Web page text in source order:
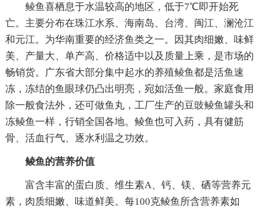
鲮鱼喜栖息于水温较高的地区，低于7℃即开始死
亡。主要分布在珠江水系、海南岛、台湾、闽江、澜沧江
和元江。为华南重要的经济鱼类之一。因其肉细嫩、味鲜
美、产量大、单产高、价格适中以及质量上乘，是市场的
畅销货。广东省大部分集中起水的养殖鲮鱼都是活鱼速
冻，冻结的鱼眼球仍凸出明亮，宛如活鱼一般。家庭食用
除一般食法外，还可做鱼丸，工厂生产的豆豉鲮鱼罐头和
冻鲮鱼一样，行销全国各地。鲮鱼也可入药，具有健筋
骨、活血行气、逐水利温之功效。
鲮鱼的营养价值
富含丰富的蛋白质、维生素A、钙、镁、硒等营养元
素，肉质细嫩、味道鲜美。每100克鲮鱼所含营养素如